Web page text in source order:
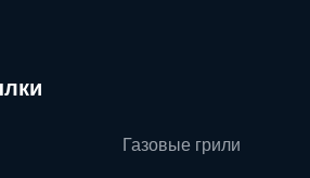
Газовые грили